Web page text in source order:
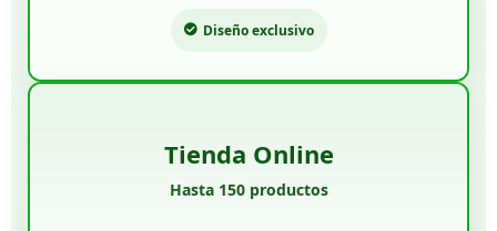
Diseño exclusivo
Tienda Online
Hasta 150 productos